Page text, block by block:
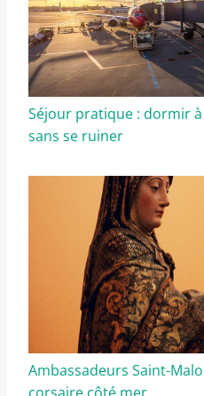
Séjour pratique : dormir
sans se ruiner
Ambassadeurs Saint-